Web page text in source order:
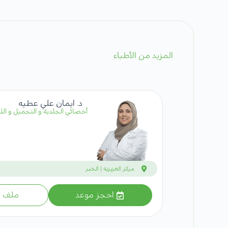
المزيد من الأطباء
د. ايمان علي عطيه
أخصائي الجلدية و التجميل و
مركز العزيزية | الخبر
احجز موعد ملف